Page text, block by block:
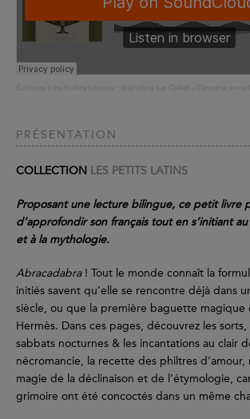
Éditions Les Belles Lettres Blandine Le Callet - Carmina
PRÉSENTATION
COLLECTION LES PETITS LATINS
Proposant une lecture bilingue, ce petit livre
d’approfondir son français tout en s’initiant
et à la mythologie.
Abracadabra ! Tout le monde connaît la
initiés savent qu’elle se rencontre déjà dans
siècle, ou que la première baguette magique
Hermès. Dans ces pages, découvrez les
sabbats nocturnes & les incantations au clair
nécromancie, la recette des philtres d’amour,
magie de la déclinaison et de l’étymologie,
grimoire ont été concoctés dans un même